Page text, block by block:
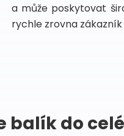
a může poskytovat
rychle zrovna
balík do